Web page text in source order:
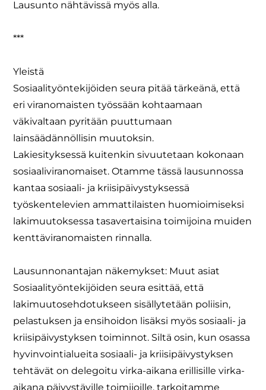
Lausunto nähtävissä myös alla.
***
Yleistä
Sosiaalityöntekijöiden seura pitää tärkeänä, että
eri viranomaisten työssään kohtaamaan
väkivaltaan pyritään puuttumaan
lainsäädännöllisin muutoksin.
Lakiesityksessä kuitenkin sivuutetaan kokonaan
sosiaaliviranomaiset. Otamme tässä lausunnossa
kantaa sosiaali- ja kriisipäivystyksessä
työskentelevien ammattilaisten huomioimiseksi
lakimuutoksessa tasavertaisina toimijoina muiden
kenttäviranomaisten rinnalla.
Lausunnonantajan näkemykset: Muut asiat
Sosiaalityöntekijöiden seura esittää, että
lakimuutosehdotukseen sisällytetään poliisin,
pelastuksen ja ensihoidon lisäksi myös sosiaali- ja
kriisipäivystyksen toiminnot. Siltä osin, kun osassa
hyvinvointialueita sosiaali- ja kriisipäivystyksen
tehtävät on delegoitu virka-aikana erillisille virka-
aikana päivystäville toimijoille, tarkoitamme